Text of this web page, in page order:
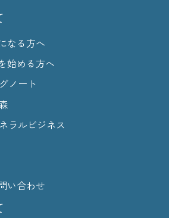
なる方へ
始める方へ
ノート
ラルビジネス
い合わせ